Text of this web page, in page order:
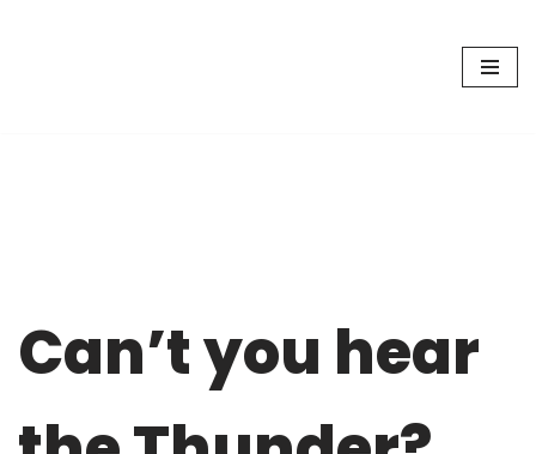
Can’t you hear